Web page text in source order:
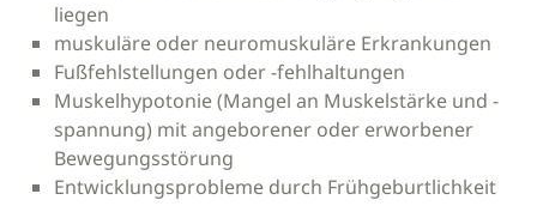
liegen
muskuläre oder neuromuskuläre Erkrankungen
Fußfehlstellungen oder -fehlhaltungen
Muskelhypotonie (Mangel an Muskelstärke und -
spannung) mit angeborener oder erworbener
Bewegungsstörung
Entwicklungsprobleme durch Frühgeburtlichkeit